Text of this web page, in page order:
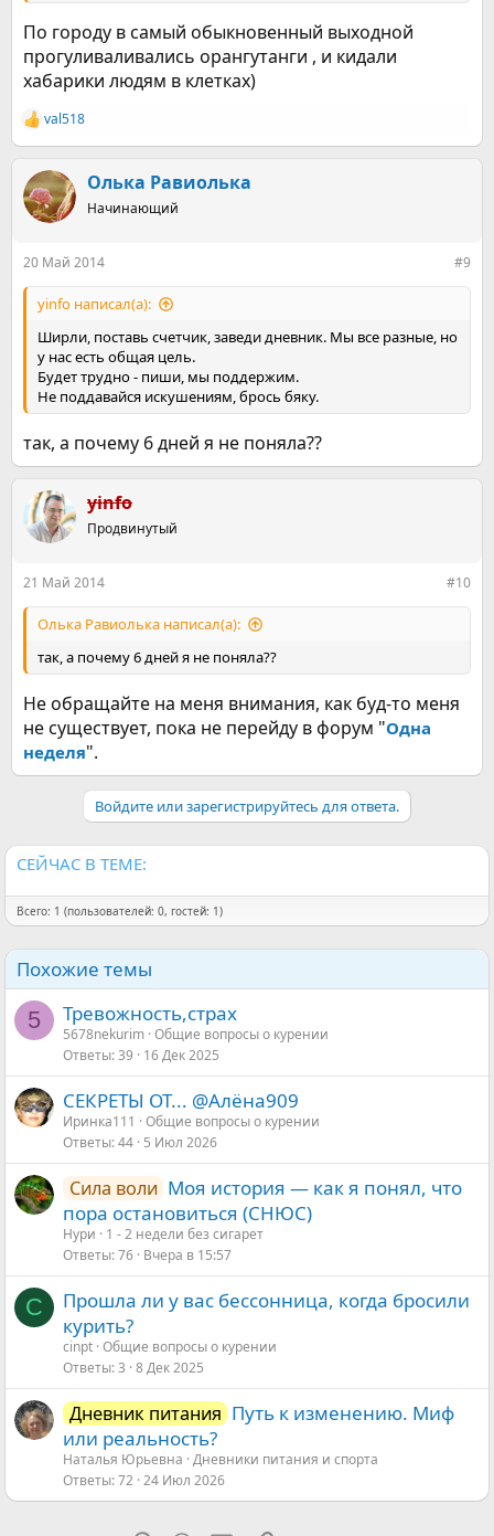
По городу в самый обыкновенный выходной
прогуливаливались орангутанги , и кидали
хабарики людям в клетках)
Р
е
к
ц
и
val518
Олька Равиолька
Начинающий
20 Май 2014 #9
yinfo написал(а):
Ширли, поставь счетчик, заведи дневник. Мы все разные, но
у нас есть общая цель.
Будет трудно - пиши, мы поддержим.
Не поддавайся искушениям, брось бяку.
так, а почему 6 дней я не поняла??
yinfo
Продвинутый
21 Май 2014 #10
Олька Равиолька написал(а):
так, а почему 6 дней я не поняла??
Не обращайте на меня внимания, как буд-то меня
не существует, пока не перейду в форум "Одна
неделя".
Войдите или зарегистрируйтесь для ответа.
СЕЙЧАС В ТЕМЕ:
Всего: 1 (пользователей: 0, гостей: 1)
Похожие темы
5 Тревожность,страх
5678nekurim Общие вопросы о курении
Ответы 39 16 Дек 2025
СЕКРЕТЫ ОТ... @Алёна909
Иринка111
Общие вопросы о курении
Ответы 44 5 Июл 2026
Сила воли Моя история — как я понял, что
пора остановиться (СНЮС)
Нури
1 - 2 недели без сигарет
Ответы 76 Вчера в 15:57
C
Прошла ли у вас бессонница, когда бросили
курить?
cinpt Общие вопросы о курении
Ответы 3 8 Дек 2025
Дневник питания Путь к изменению. Миф
или реальность?
Наталья Юрьевна Дневники питания и спорта
Ответы 72 24 Июл 2026